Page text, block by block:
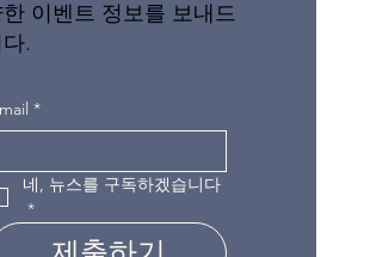
이벤트 정보를 보내드
.
*
네, 뉴스를 구독하겠습니다
*